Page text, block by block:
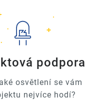
podpora
osvětlení se vám
nejvíce hodí?